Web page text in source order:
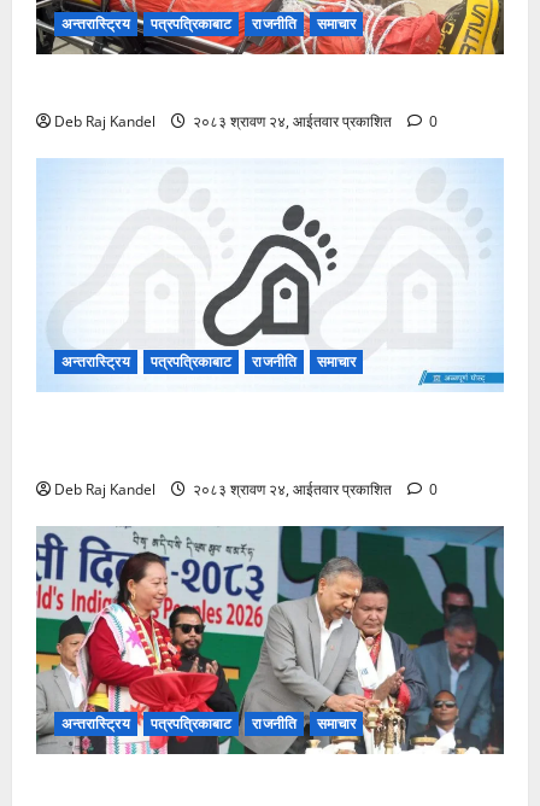
अन्तरास्ट्रिय पत्रपत्रिकाबाट राजनीति समाचार
Deb Raj Kandel २०८३ श्रावण २४, आईतवार प्रकाशित 0
अन्तरास्ट्रिय पत्रपत्रिकाबाट राजनीति समाचार
Deb Raj Kandel २०८३ श्रावण २४, आईतवार प्रकाशित 0
अन्तरास्ट्रिय पत्रपत्रिकाबाट राजनीति समाचार